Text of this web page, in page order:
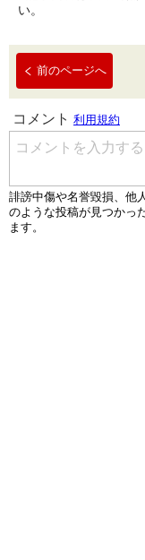
い。
前のページへ